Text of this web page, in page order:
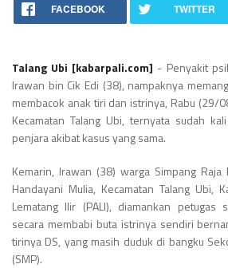
FACEBOOK TWITTER
Talang Ubi [kabarpali.com] - Penyakit
Irawan bin Cik Edi (38), nampaknya
membacok anak tiri dan istrinya, Rabu (29/
Kecamatan Talang Ubi, ternyata sudah
penjara akibat kasus yang sama.
Kemarin, Irawan (38) warga Simpang
Handayani Mulia, Kecamatan Talang Ubi,
Lematang Ilir (PALI), diamankan petugas
secara membabi buta istrinya sendiri
tirinya DS, yang masih duduk di bangku
(SMP).